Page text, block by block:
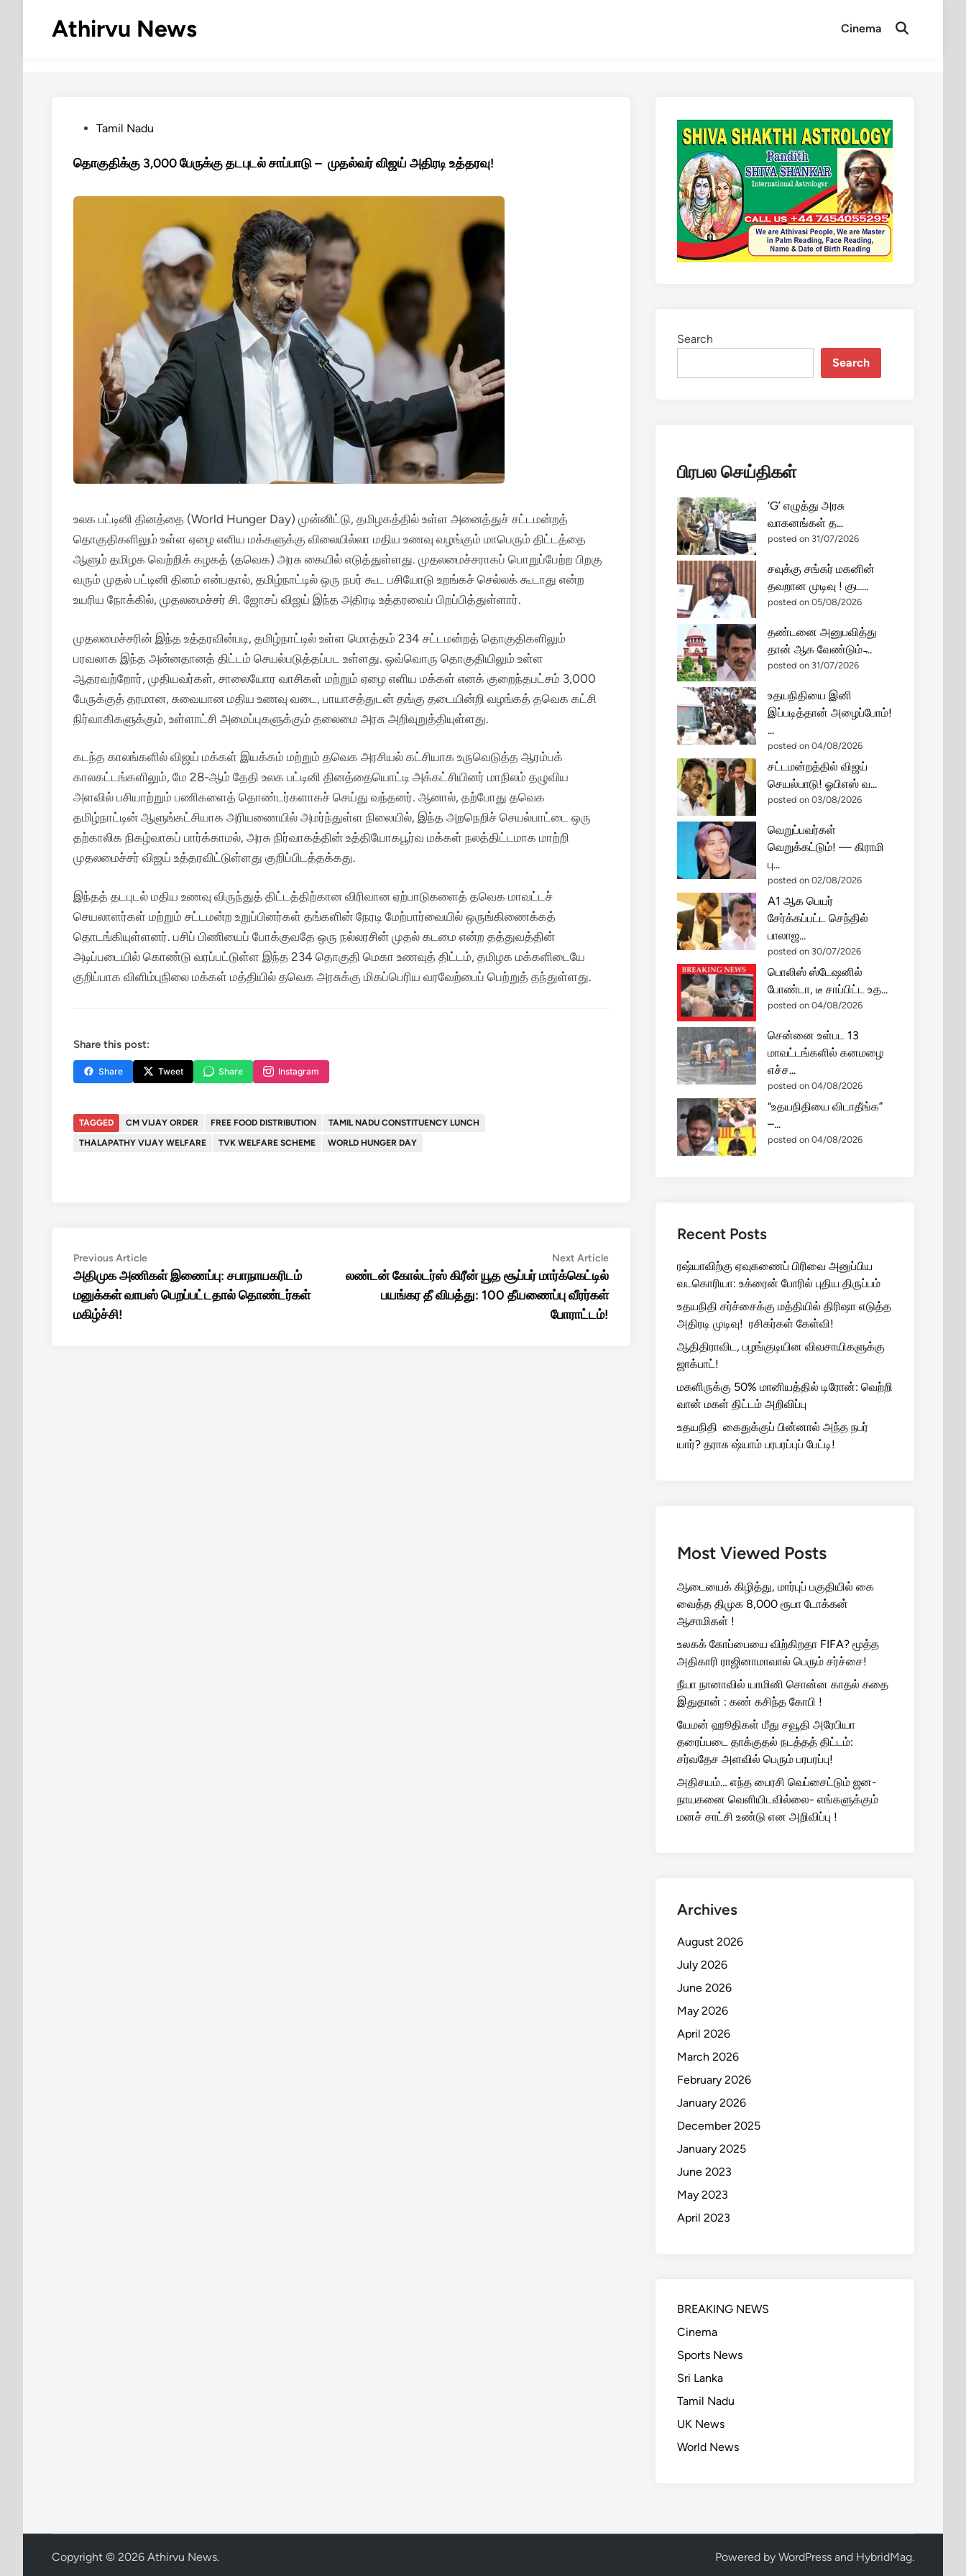
Athirvu News Cinema
Open
PostedTamil Nadu
தொகுதிக்கு 3,000 பேருக்கு தடபுடல் சாப்பாடு – முதல்வர் விஜய் அதிரடி உத்தரவு!
உலக பட்டினி தினத்தை (World Hunger Day) முன்னிட்டு, தமிழகத்தில் உள்ள அனைத்துச் சட்டமன்றத்
தொகுதிகளிலும் உள்ள ஏழை எளிய மக்களுக்கு விலையில்லா மதிய உணவு வழங்கும் மாபெரும் திட்டத்தை
ஆளும் தமிழக வெற்றிக் கழகத் (தவெக) அரசு கையில் எடுத்துள்ளது. முதலமைச்சராகப் பொறுப்பேற்ற பிறகு
வரும் முதல் பட்டினி தினம் என்பதால், தமிழ்நாட்டில் ஒரு நபர் கூட பசியோடு உறங்கச் செல்லக் கூடாது என்ற
உயரிய நோக்கில், முதலமைச்சர் சி. ஜோசப் விஜய் இந்த அதிரடி உத்தரவைப் பிறப்பித்துள்ளார்.
முதலமைச்சரின் இந்த உத்தரவின்படி, தமிழ்நாட்டில் உள்ள மொத்தம் 234 சட்டமன்றத் தொகுதிகளிலும்
பரவலாக இந்த அன்னதானத் திட்டம் செயல்படுத்தப்பட உள்ளது. ஒவ்வொரு தொகுதியிலும் உள்ள
ஆதரவற்றோர், முதியவர்கள், சாலையோர வாசிகள் மற்றும் ஏழை எளிய மக்கள் எனக் குறைந்தபட்சம் 3,000
பேருக்குத் தரமான, சுவையான மதிய உணவு வடை, பாயாசத்துடன் தங்கு தடையின்றி வழங்கத் தவெக கட்சி
நிர்வாகிகளுக்கும், உள்ளாட்சி அமைப்புகளுக்கும் தலைமை அரசு அறிவுறுத்தியுள்ளது.
கடந்த காலங்களில் விஜய் மக்கள் இயக்கம் மற்றும் தவெக அரசியல் கட்சியாக உருவெடுத்த ஆரம்பக்
காலகட்டங்களிலும், மே 28-ஆம் தேதி உலக பட்டினி தினத்தையொட்டி அக்கட்சியினர் மாநிலம் தழுவிய
அளவில் பசியாற்றும் பணிகளைத் தொண்டர்களாகச் செய்து வந்தனர். ஆனால், தற்போது தவெக
தமிழ்நாட்டின் ஆளுங்கட்சியாக அரியணையில் அமர்ந்துள்ள நிலையில், இந்த அறநெறிச் செயல்பாட்டை ஒரு
தற்காலிக நிகழ்வாகப் பார்க்காமல், அரசு நிர்வாகத்தின் உத்தியோகபூர்வ மக்கள் நலத்திட்டமாக மாற்றி
முதலமைச்சர் விஜய் உத்தரவிட்டுள்ளது குறிப்பிடத்தக்கது.
இந்தத் தடபுடல் மதிய உணவு விருந்துத் திட்டத்திற்கான விரிவான ஏற்பாடுகளைத் தவெக மாவட்டச்
செயலாளர்கள் மற்றும் சட்டமன்ற உறுப்பினர்கள் தங்களின் நேரடி மேற்பார்வையில் ஒருங்கிணைக்கத்
தொடங்கியுள்ளனர். பசிப் பிணியைப் போக்குவதே ஒரு நல்லரசின் முதல் கடமை என்ற தத்துவத்தின்
அடிப்படையில் கொண்டு வரப்பட்டுள்ள இந்த 234 தொகுதி மெகா உணவுத் திட்டம், தமிழக மக்களிடையே
குறிப்பாக விளிம்புநிலை மக்கள் மத்தியில் தவெக அரசுக்கு மிகப்பெரிய வரவேற்பைப் பெற்றுத் தந்துள்ளது.
Share this post:
Share Tweet Share Instagram
TAGGED CM VIJAY ORDER FREE FOOD DISTRIBUTION
TAMIL NADU CONSTITUENCY LUNCH
THALAPATHY VIJAY WELFARE
TVK WELFARE SCHEME WORLD HUNGER DAY
Post
navigation
Previous ArticlePrevious
article:
அதிமுக அணிகள் இணைப்பு: சபாநாயகரிடம்
மனுக்கள் வாபஸ் பெறப்பட்டதால் தொண்டர்கள்
மகிழ்ச்சி!
Next ArticleNext
article:
லண்டன் கோல்டர்ஸ் கிரீன் யூத சூப்பர் மார்க்கெட்டில்
பயங்கர தீ விபத்து: 100 தீயணைப்பு வீரர்கள்
போராட்டம்!
Search
Search
பிரபல செய்திகள்
‘G’ எழுத்து அரசு
வாகனங்கள் த...
posted on 31/07/2026
சவுக்கு சங்கர் மகனின்
தவறான முடிவு ! குட...
posted on 05/08/2026
தண்டனை அனுபவித்து
தான் ஆக வேண்டும் ̵...
posted on 31/07/2026
உதயநிதியை இனி
இப்படித்தான் அழைப்போம்!
...
posted on 04/08/2026
சட்டமன்றத்தில் விஜய்
செயல்பாடு! ஓபிஎஸ் வ...
posted on 03/08/2026
வெறுப்பவர்கள்
வெறுக்கட்டும்! — கிராமி
பு...
posted on 02/08/2026
A1 ஆக பெயர்
சேர்க்கப்பட்ட செந்தில்
பாலாஜ...
posted on 30/07/2026
பொலிஸ் ஸ்டேஷனில்
போண்டா, டீ சாப்பிட்ட உத...
posted on 04/08/2026
சென்னை உள்பட 13
மாவட்டங்களில் கனமழை
எச்ச...
posted on 04/08/2026
“உதயநிதியை விடாதீங்க”
–...
posted on 04/08/2026
Recent Posts
ரஷ்யாவிற்கு ஏவுகணைப் பிரிவை அனுப்பிய
வடகொரியா: உக்ரைன் போரில் புதிய திருப்பம்
உதயநிதி சர்ச்சைக்கு மத்தியில் திரிஷா எடுத்த
அதிரடி முடிவு! ரசிகர்கள் கேள்வி!
ஆதிதிராவிட, பழங்குடியின விவசாயிகளுக்கு
ஜாக்பாட்!
மகளிருக்கு 50% மானியத்தில் டிரோன்: வெற்றி
வான் மகள் திட்டம் அறிவிப்பு
உதயநிதி கைதுக்குப் பின்னால் அந்த நபர்
யார்? தராசு ஷ்யாம் பரபரப்புப் பேட்டி!
Most Viewed Posts
ஆடையைக் கிழித்து, மார்புப் பகுதியில் கை
வைத்த திமுக 8,000 ரூபா டோக்கன்
ஆசாமிகள் !
உலகக் கோப்பையை விற்கிறதா FIFA? மூத்த
அதிகாரி ராஜினாமாவால் பெரும் சர்ச்சை!
நீயா நானாவில் யாமினி சொன்ன காதல் கதை
இதுதான் : கண் கசிந்த கோபி !
யேமன் ஹூதிகள் மீது சவூதி அரேபியா
தரைப்படை தாக்குதல் நடத்தத் திட்டம்:
சர்வதேச அளவில் பெரும் பரபரப்பு!
அதிசயம்… எந்த பைரசி வெப்சைட்டும் ஜன-
நாயகனை வெளியிடவில்லை- எங்களுக்கும்
மனச் சாட்சி உண்டு என அறிவிப்பு !
Archives
August 2026
July 2026
June 2026
May 2026
April 2026
March 2026
February 2026
January 2026
December 2025
January 2025
June 2023
May 2023
April 2023
BREAKING NEWS
Cinema
Sports News
Sri Lanka
Tamil Nadu
UK News
World News
Copyright © 2026 Athirvu News. Powered by WordPress and HybridMag.